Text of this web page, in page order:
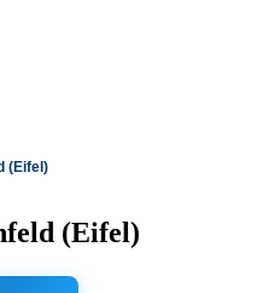
(Eifel)
(Eifel)